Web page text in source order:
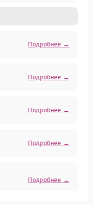
Подробнее →
Подробнее →
Подробнее →
Подробнее →
Подробнее →